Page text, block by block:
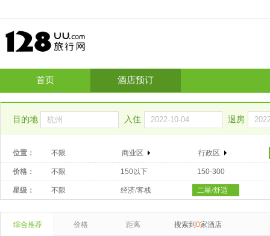
首页 酒店预订
目的地 入住 退房
位置： 不限 商业区 行政区
价格： 不限 150以下 150-300
星级： 不限 经济/客栈 二星/舒适
综合推荐 价格 距离 搜索到 0家酒店